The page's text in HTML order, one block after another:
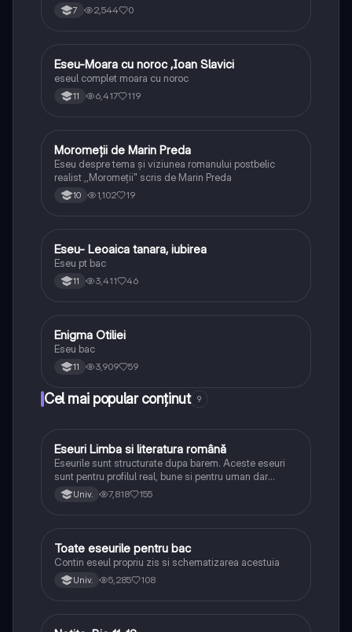
7 2,544 0
Limba și literatura română
Eseu-Moara cu noroc ,Ioan Slavici
eseul complet moara cu noroc
11 6,417 119
Limba și literatura română
Moromeții de Marin Preda
Eseu despre tema și viziunea romanului postbelic
realist ,,Moromeții" scris de Marin Preda
10 1,102 19
Limba și literatura română
Eseu- Leoaica tanara, iubirea
Eseu pt bac
11 3,411 46
Limba și literatura română
Enigma Otiliei
Eseu bac
11 3,909 59
Cel mai popular conținut 9
Limba și literatura română
Eseuri Limba si literatura română
Eseurile sunt structurate dupa barem. Aceste eseuri
sunt pentru profilul real, bune si pentru uman dar
lipsesc relatiile dintre personaje si caracrerizarile.
Univ. 7,818 155
Limba și literatura română
Toate eseurile pentru bac
Contin eseul propriu zis si schematizarea acestuia
Univ. 5,285 108